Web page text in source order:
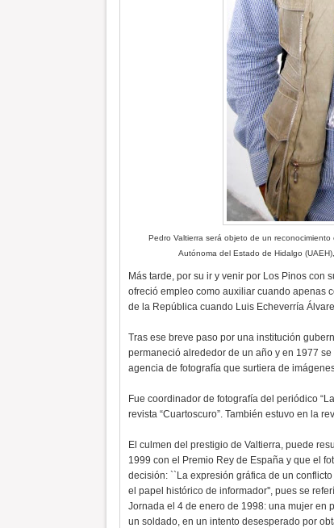
Pedro Valtierra será objeto de un
Autónoma del Estado de Hidalgo
Más tarde, por su ir y venir por Los Pinos con
ofreció empleo como auxiliar cuando apenas
de la República cuando Luis Echeverría
Tras ese breve paso por una institución
permaneció alrededor de un año y en 1977
agencia de fotografía que surtiera de
Fue coordinador de fotografía del periódico
revista “Cuartoscuro”. También estuvo en la
El culmen del prestigio de Valtierra, puede
1999 con el Premio Rey de España y que el
decisión: ``La expresión gráfica de un
el papel histórico de informador'', pues se
Jornada el 4 de enero de 1998: una mujer en
un soldado, en un intento desesperado por